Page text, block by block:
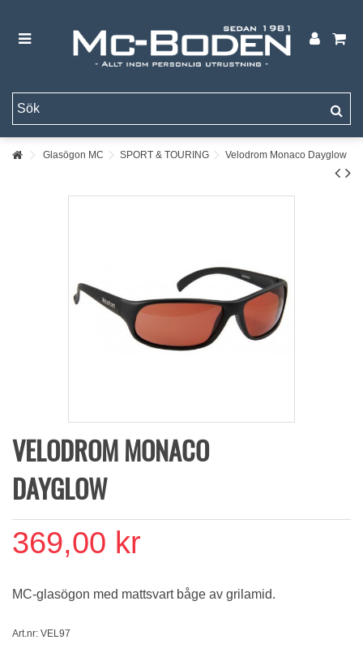
Glasögon MC SPORT & TOURING Velodrom Monaco Dayglow
VELODROM MONACO
DAYGLOW
369,00 kr
MC-glasögon med mattsvart båge av grilamid.
Art.nr: VEL97